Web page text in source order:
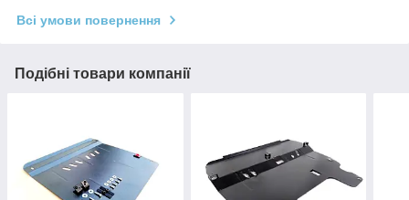
Всі умови повернення
Подібні товари компанії